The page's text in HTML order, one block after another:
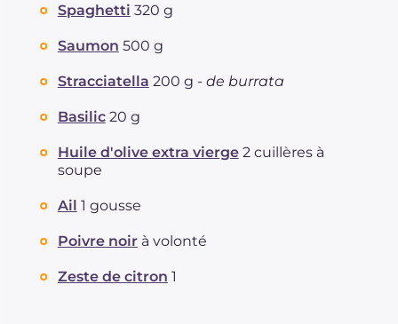
Spaghetti 320 g
Saumon 500 g
Stracciatella 200 g - de burrata
Basilic 20 g
Huile d'olive extra vierge 2 cuillères à
soupe
Ail 1 gousse
Poivre noir à volonté
Zeste de citron 1